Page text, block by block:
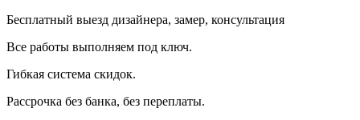
Бесплатный выезд дизайнера, замер, консультация
Все работы выполняем под ключ.
Гибкая система скидок.
Рассрочка без банка, без переплаты.